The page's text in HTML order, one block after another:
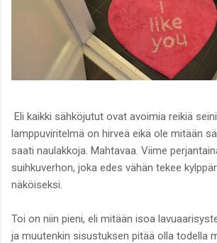
Eli kaikki sähköjutut ovat avoimia reikiä
lamppuviritelmä on hirveä eikä ole mitään
saati naulakkoja. Mahtavaa. Viime
suihkuverhon, joka edes vähän tekee
näköiseksi.
Toi on niin pieni, eli mitään isoa
ja muutenkin sisustuksen pitää olla todella